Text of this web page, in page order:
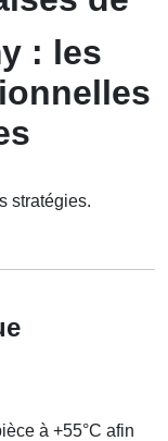
: les
stratégies.
à +55°C afin